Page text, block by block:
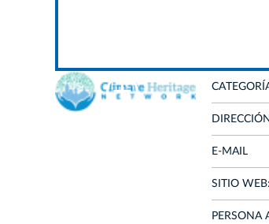
E-MAIL
SITIO WEB:
PERSONA